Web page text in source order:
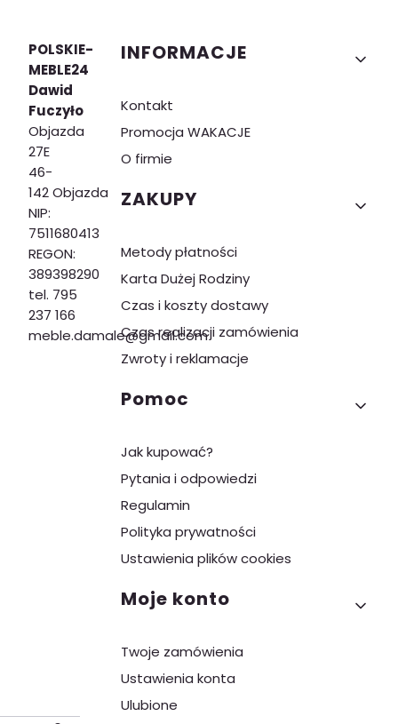
POLSKIE-
MEBLE24
Dawid
Fuczyło
Objazda
27E
46-
142 Objazda
NIP:
7511680413
REGON:
389398290
tel. 795
237 166
meble.damale@gmail.com
Linki w stopce
INFORMACJE
Kontakt
Promocja WAKACJE
O firmie
ZAKUPY
Metody płatności
Karta Dużej Rodziny
Czas i koszty dostawy
Czas realizacji zamówienia
Zwroty i reklamacje
Pomoc
Jak kupować?
Pytania i odpowiedzi
Regulamin
Polityka prywatności
Ustawienia plików cookies
Moje konto
Twoje zamówienia
Ustawienia konta
Ulubione